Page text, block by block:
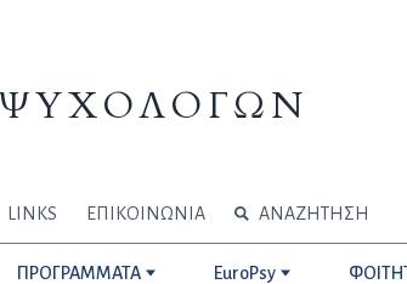
LINKS ΕΠΙΚΟΙΝΩΝΙΑ ΑΝΑΖΗΤΗΣΗ
ΠΡΟΓΡΑΜΜΑΤΑ EuroPsy